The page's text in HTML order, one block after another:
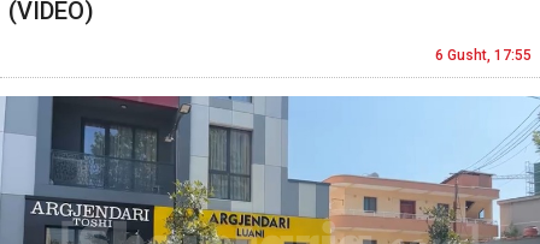
(VIDEO)
6 Gusht, 17:55